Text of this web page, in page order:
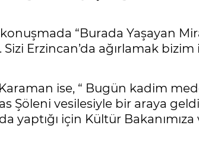
“Burada Yaşayan
Erzincan’da ağırlamak
ise, “ Bugün kadim
Şöleni vesilesiyle bir araya
yaptığı için Kültür